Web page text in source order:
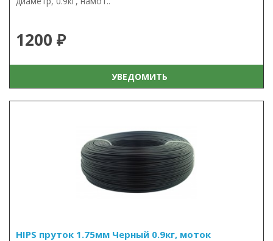
1200 ₽
УВЕДОМИТЬ
HIPS пруток 1.75мм Черный 0.9кг, моток